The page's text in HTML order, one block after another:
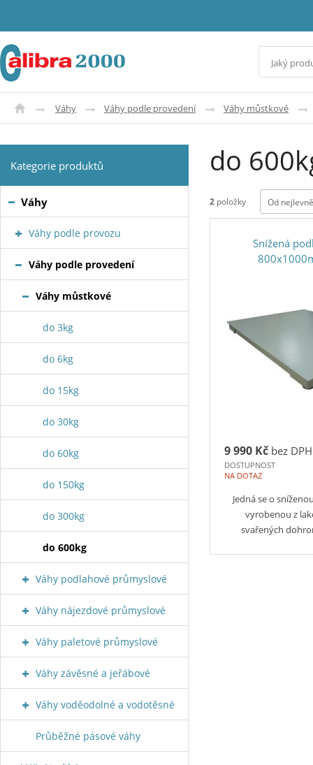
Váhy Váhy podle provedení Váhy můstkové
do
2 položky Od
Snížená
9 990 Kč bez DPH
DOSTUPNOST
NA DOTAZ
Jedná se o
vyrobenou z
svařených
Kategorie produktů
Váhy
Váhy podle provozu
Váhy podle provedení
Váhy můstkové
do 3kg
do 6kg
do 15kg
do 30kg
do 60kg
do 150kg
do 300kg
do 600kg
Váhy podlahové průmyslové
Váhy nájezdové průmyslové
Váhy paletové průmyslové
Váhy závěsné a jeřábové
Váhy voděodolné a vodotěsné
Průběžné pásové váhy